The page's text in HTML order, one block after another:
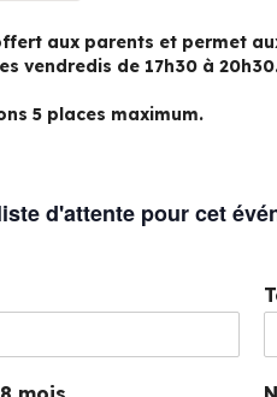
aux parents et permet
vendredis de 17h30 à
5 places maximum.
d'attente pour cet